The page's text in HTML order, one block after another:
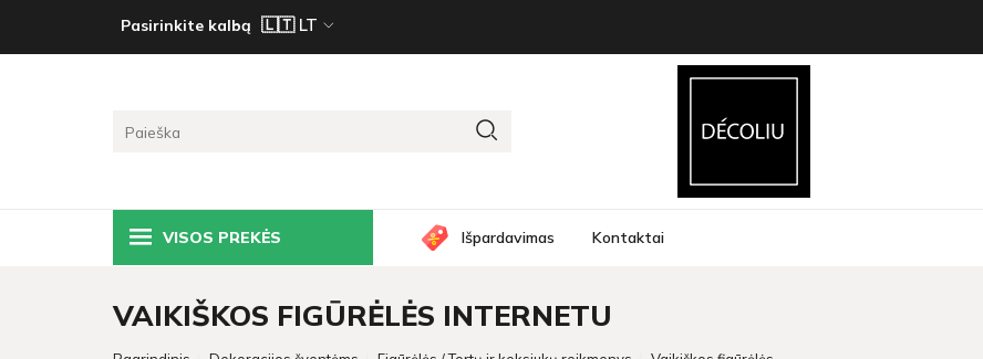
Pasirinkite kalbą
VISOS PREKĖS Išpardavimas Kontaktai
VAIKIŠKOS FIGŪRĖLĖS INTERNETU